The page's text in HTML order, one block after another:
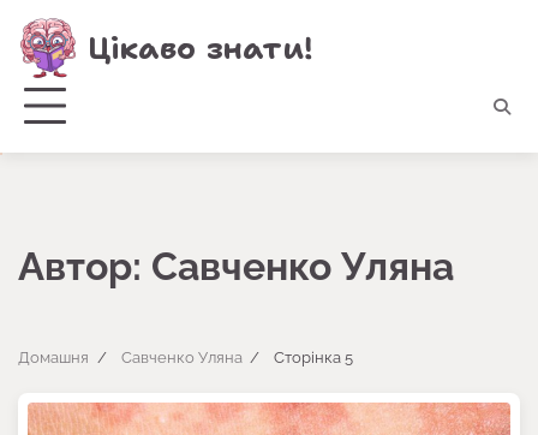
Перейти
до
вмісту
Цікаво знати!
Автор: Савченко Уляна
Домашня Савченко Уляна Сторінка 5